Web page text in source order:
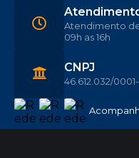
Atendimento
09h as 16h
CNPJ
46.612.032/